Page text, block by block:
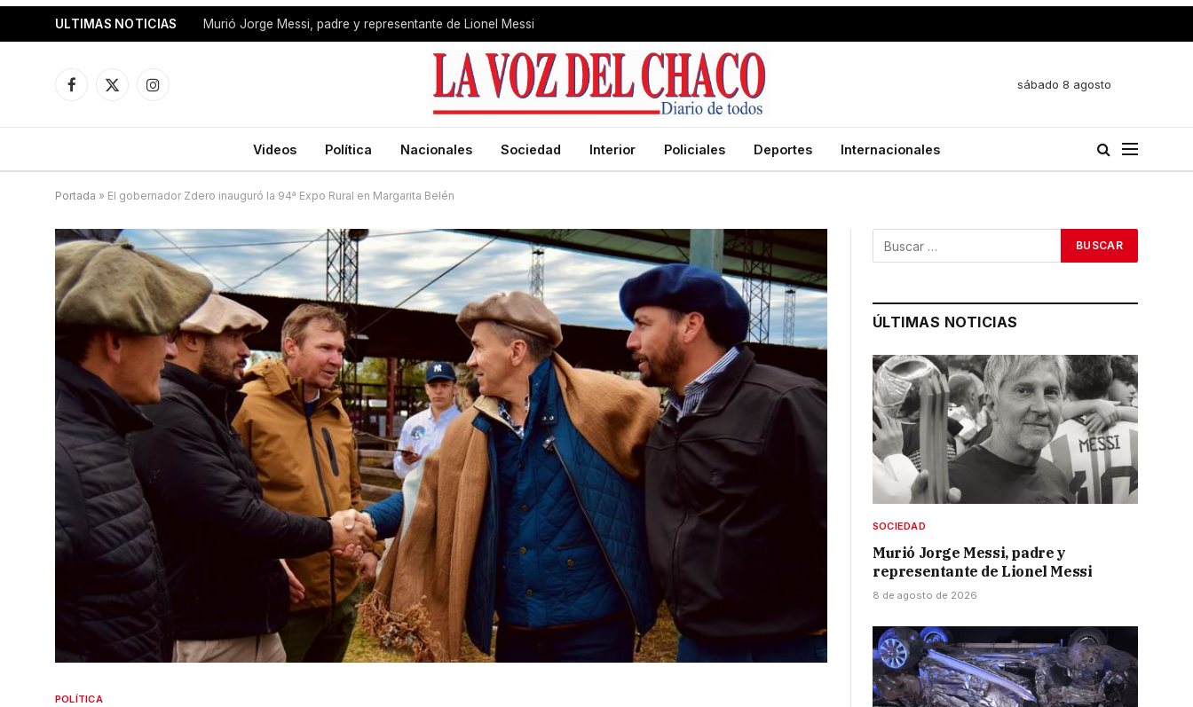
ULTIMAS NOTICIAS Murió Jorge Messi, padre y representante de Lionel Messi
Facebook
X
Instagram
sábado 8 agosto
Videos Política Nacionales Sociedad Interior Policiales Deportes Internacionales
Portada » El gobernador Zdero inauguró la 94ª Expo Rural en Margarita Belén
POLÍTICA
ÚLTIMAS NOTICIAS
SOCIEDAD
Murió Jorge Messi, padre y
representante de Lionel Messi
8 de agosto de 2026